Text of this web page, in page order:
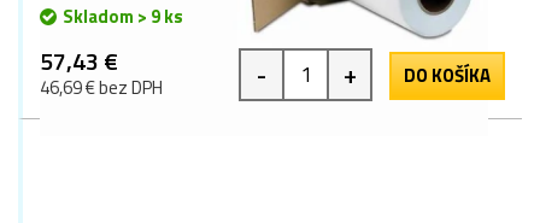
Skladom > 9 ks
57,43 €
46,69 € bez DPH - + DO KOŠÍKA